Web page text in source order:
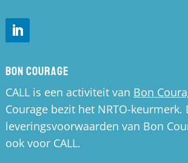
Bon Courage
CALL is een activiteit van Bon
Courage bezit het NRTO-keurmerk.
leveringsvoorwaarden van Bon
ook voor CALL.